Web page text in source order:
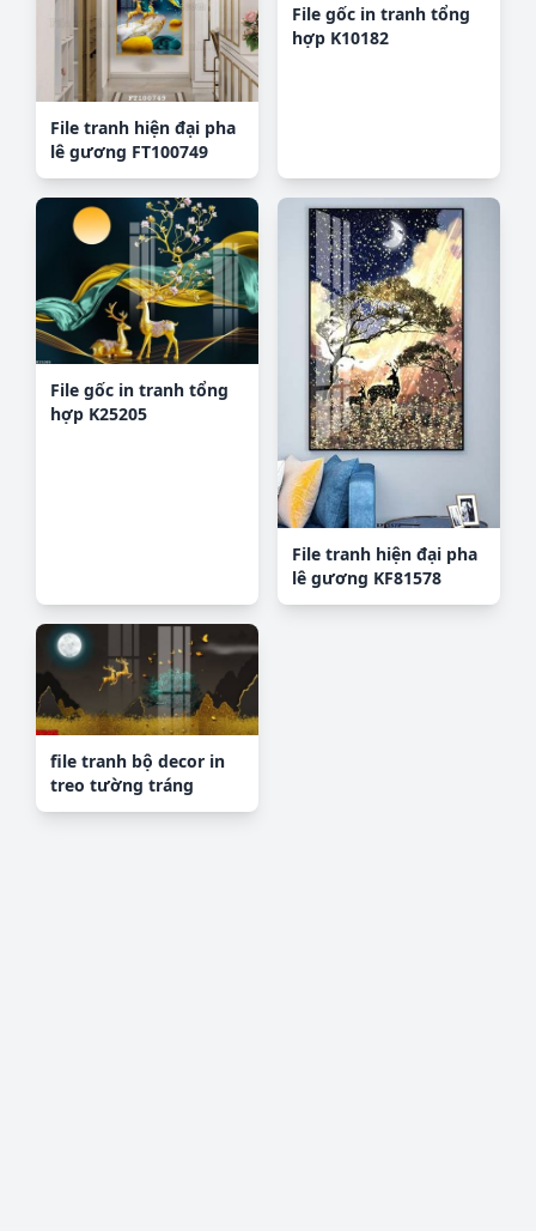
File tranh hiện đại pha
lê gương FT100749
File gốc in tranh tổng
hợp K10182
File gốc in tranh tổng
hợp K25205
File tranh hiện đại pha
lê gương KF81578
file tranh bộ decor in
treo tường tráng
gương OPIC4472